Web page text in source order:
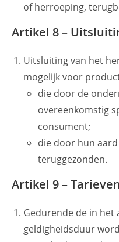
of herroeping,
Artikel 8 –
Uitsluiting van het
mogelijk voor
die door de
overeenkomstig
consument;
die door hun
teruggezonden.
Artikel 9 –
Gedurende de in het
geldigheidsduur